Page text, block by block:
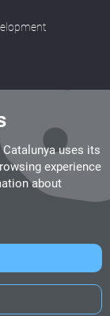
uses its
experience
about